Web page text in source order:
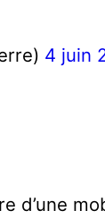
4 juin
d’une